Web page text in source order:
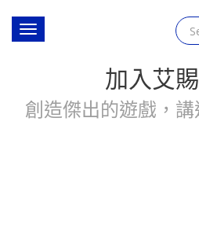
Toggle
navigation
加入艾
創造傑出的遊戲，講